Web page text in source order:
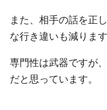
また、相手の話を正
な行き違いも減ります
専門性は武器ですが、
だと思っています。